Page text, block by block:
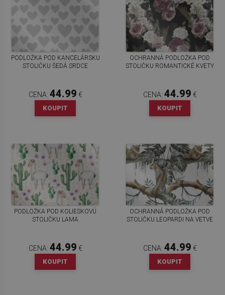
PODLOŽKA POD KANCELÁRSKU
STOLIČKU ŠEDÁ SRDCE
CENA: 44.99 €
KOUPIT
OCHRANNÁ PODLOŽKA POD
STOLIČKU ROMANTICKÉ KVETY
CENA: 44.99 €
KOUPIT
PODLOŽKA POD KOLIESKOVÚ
STOLIČKU LAMA
CENA: 44.99 €
KOUPIT
OCHRANNÁ PODLOŽKA POD
STOLIČKU LEOPARDI NA VETVE
CENA: 44.99 €
KOUPIT